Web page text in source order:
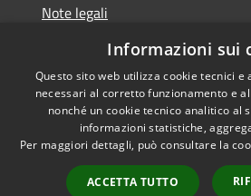
Note legali
Dichiarazione di accessibilità
Accessibilità
Informazioni sui
Questo sito web utilizza cookie tecnici
necessari al corretto funzionamento e
nonché un cookie tecnico analitico al
informazioni statistiche,
Per maggiori dettagli, può consultare la
ACCETTA TUTTO